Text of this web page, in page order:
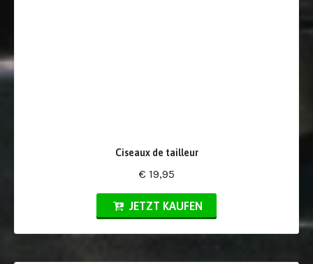
Ciseaux de tailleur
€ 19,95
JETZT KAUFEN